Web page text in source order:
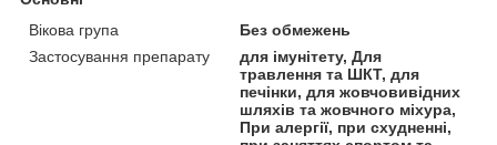
Вікова група
Без обмежень
Застосування препарату
для імунітету, Для
травлення та ШКТ, для
печінки, для жовчовивідних
шляхів та жовчного міхура,
При алергії, при схудненні,